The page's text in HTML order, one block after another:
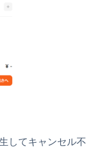
してキャンセル不